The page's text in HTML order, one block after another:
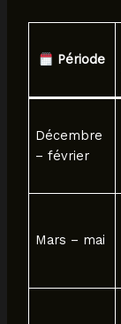
Période
Décembre
– février
Mars – mai